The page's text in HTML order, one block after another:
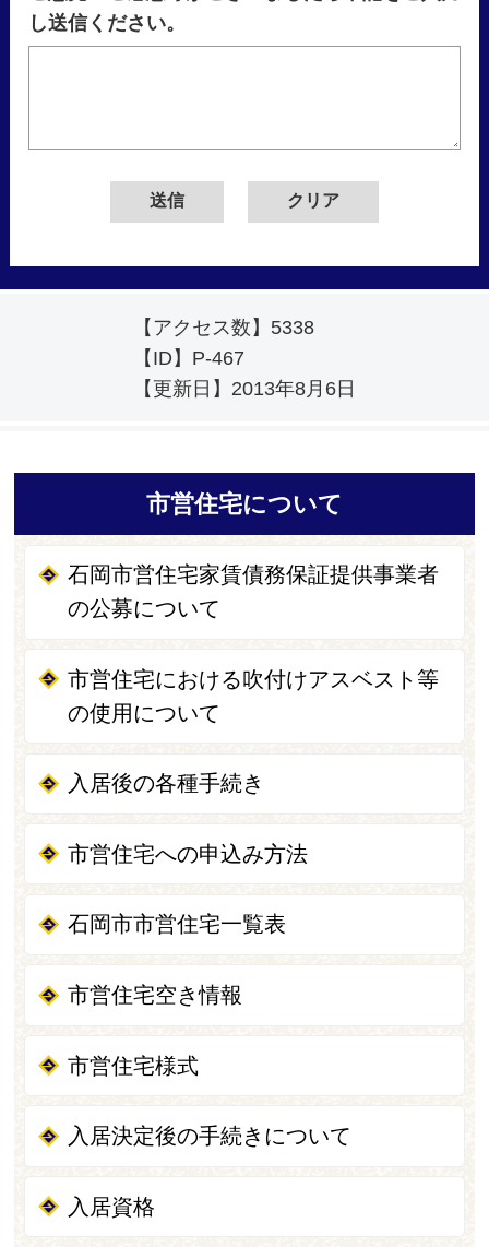
し送信ください。
【アクセス数】 5338
【ID】 P-467
【更新日】 2013年8月6日
市営住宅について
石岡市営住宅家賃債務保証提供事業者
の公募について
市営住宅における吹付けアスベスト等
の使用について
入居後の各種手続き
市営住宅への申込み方法
石岡市市営住宅一覧表
市営住宅空き情報
市営住宅様式
入居決定後の手続きについて
入居資格